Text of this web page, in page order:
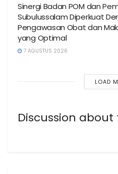
Sinergi Badan POM dan
Subulussalam Diperkuat
Pengawasan Obat dan
yang Optimal
7 AGUSTUS 2026
LOAD
Discussion about